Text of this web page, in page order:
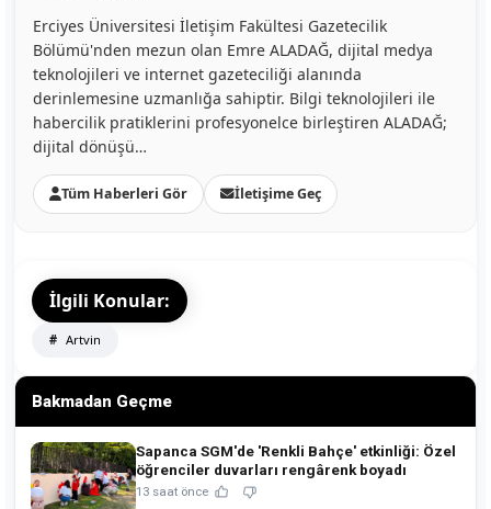
Erciyes Üniversitesi İletişim Fakültesi Gazetecilik
Bölümü'nden mezun olan Emre ALADAĞ, dijital medya
teknolojileri ve internet gazeteciliği alanında
derinlemesine uzmanlığa sahiptir. Bilgi teknolojileri ile
habercilik pratiklerini profesyonelce birleştiren ALADAĞ;
dijital dönüşü…
Tüm Haberleri Gör İletişime Geç
İlgili Konular:
Artvin
Bakmadan Geçme
Sapanca SGM'de 'Renkli Bahçe' etkinliği: Özel
öğrenciler duvarları rengârenk boyadı
13 saat önce